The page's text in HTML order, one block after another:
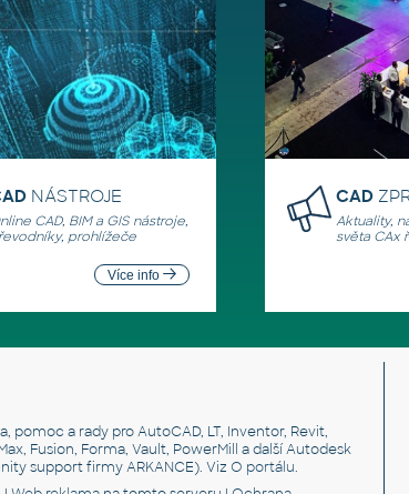
NÁSTROJE
CAD, BIM a GIS nástroje,
prohlížeče
Více info
CAD
Aktuality,
světa CAx
pomoc a rady pro AutoCAD, LT, Inventor, Revit,
Fusion, Forma, Vault, PowerMill a další Autodesk
support firmy ARKANCE). Viz O portálu.